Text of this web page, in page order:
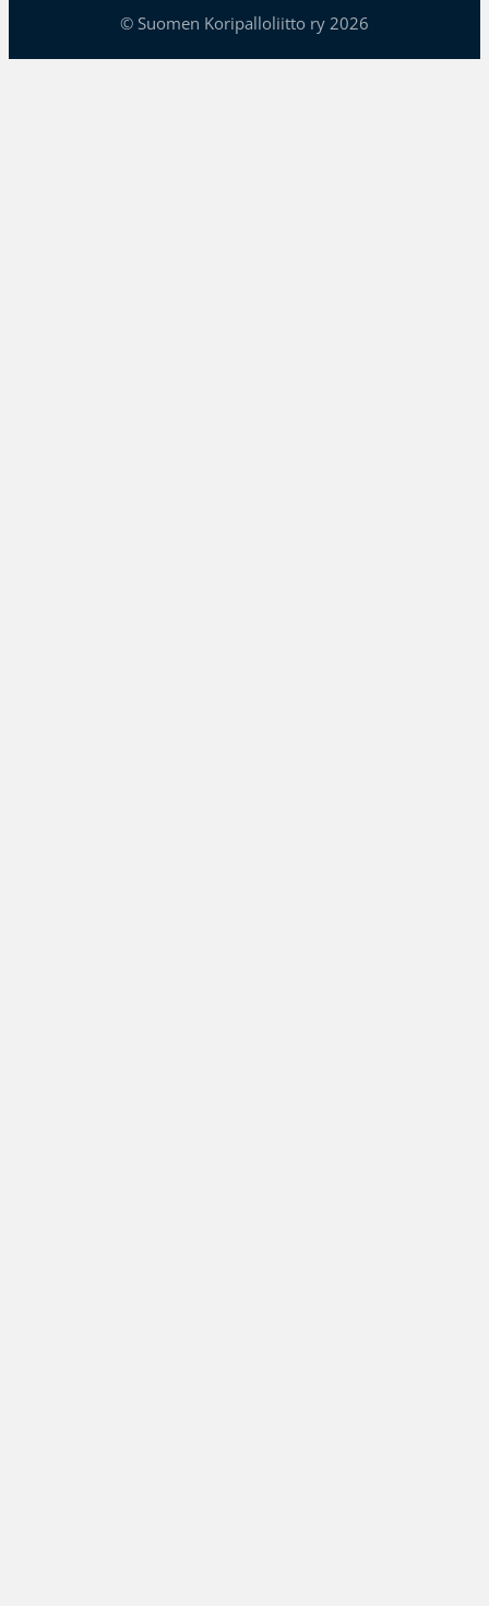
© Suomen Koripalloliitto ry 2026